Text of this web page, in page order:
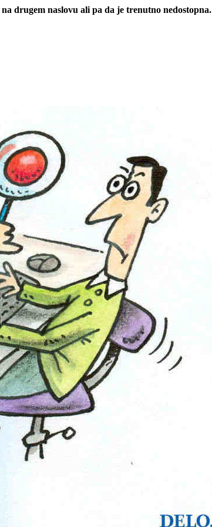
drugem naslovu ali pa da je trenutno nedostopna.